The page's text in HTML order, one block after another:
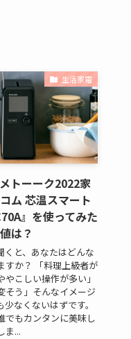
生活家電
トーーク2022家
ム 芯温スマート
』を使ってみた
は？
と、あなたはどんな
すか？ 「料理上級者が
こしい操作が多い」
そう」そんなイメージ
なくないはずです。
でもカンタンに美味し
ま...